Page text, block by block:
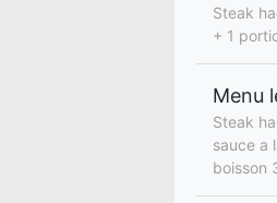
Steak
+ 1
Menu
Steak
sauce a
boisson